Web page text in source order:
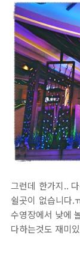
그런데 한가지..
쉴곳이 없습니다.
수영장에서 낮에
다하는것도 재미